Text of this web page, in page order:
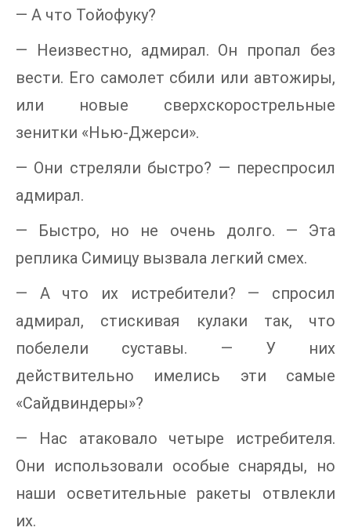
— А что Тойофуку?
— Неизвестно, адмирал. Он пропал без
вести. Его самолет сбили или автожиры,
или новые сверхскорострельные
зенитки «Нью-Джерси».
— Они стреляли быстро? — переспросил
адмирал.
— Быстро, но не очень долго. — Эта
реплика Симицу вызвала легкий смех.
— А что их истребители? — спросил
адмирал, стискивая кулаки так, что
побелели суставы. — У них
действительно имелись эти самые
«Сайдвиндеры»?
— Нас атаковало четыре истребителя.
Они использовали особые снаряды, но
наши осветительные ракеты отвлекли
их.